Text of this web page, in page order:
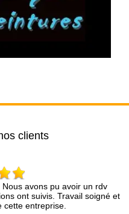
clients
pu avoir un rdv
Travail soigné et
Mr Brun
Nous